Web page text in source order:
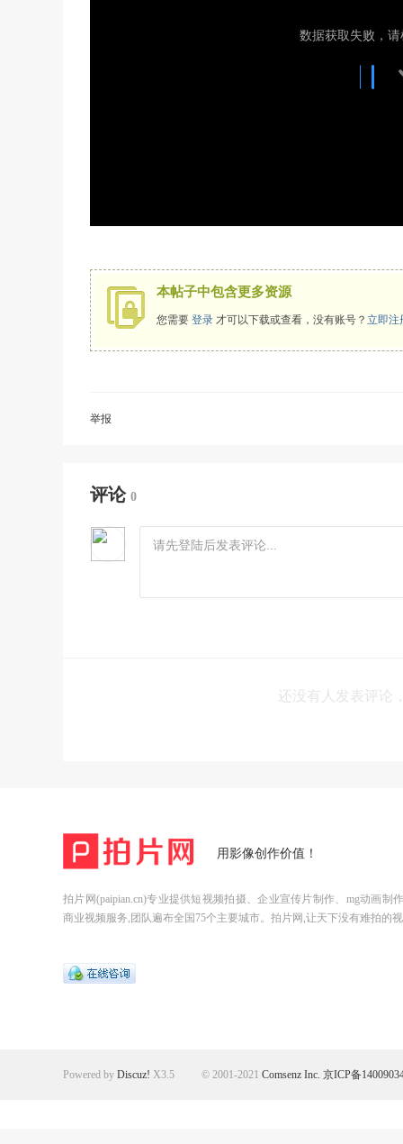
本帖子中包含更多资源
您需要 登录 才可以下载或查看，没有账号？ 立即注
举报
评论 0
还没有人发表评论
用影像创作价值！
拍片网(paipian.cn)专业提供短视频拍摄、企业宣传片制作、mg动画制
商业视频服务,团队遍布全国75个主要城市。拍片网,让天下没有难拍的
Powered by Discuz! X3.5 © 2001-2021 Comsenz Inc. 京ICP备